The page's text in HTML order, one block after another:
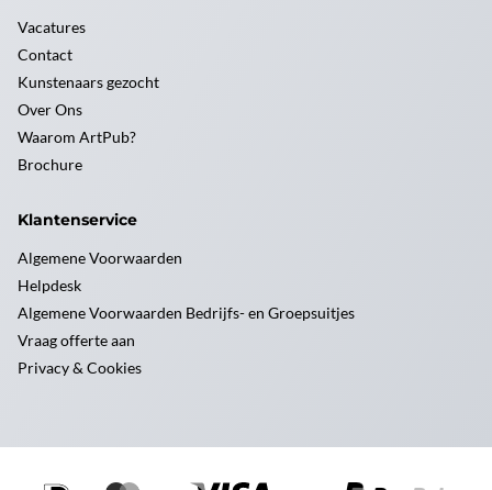
Vacatures
Contact
Kunstenaars gezocht
Over Ons
Waarom ArtPub?
Brochure
Klantenservice
Algemene Voorwaarden
Helpdesk
Algemene Voorwaarden Bedrijfs- en Groepsuitjes
Vraag offerte aan
Privacy & Cookies